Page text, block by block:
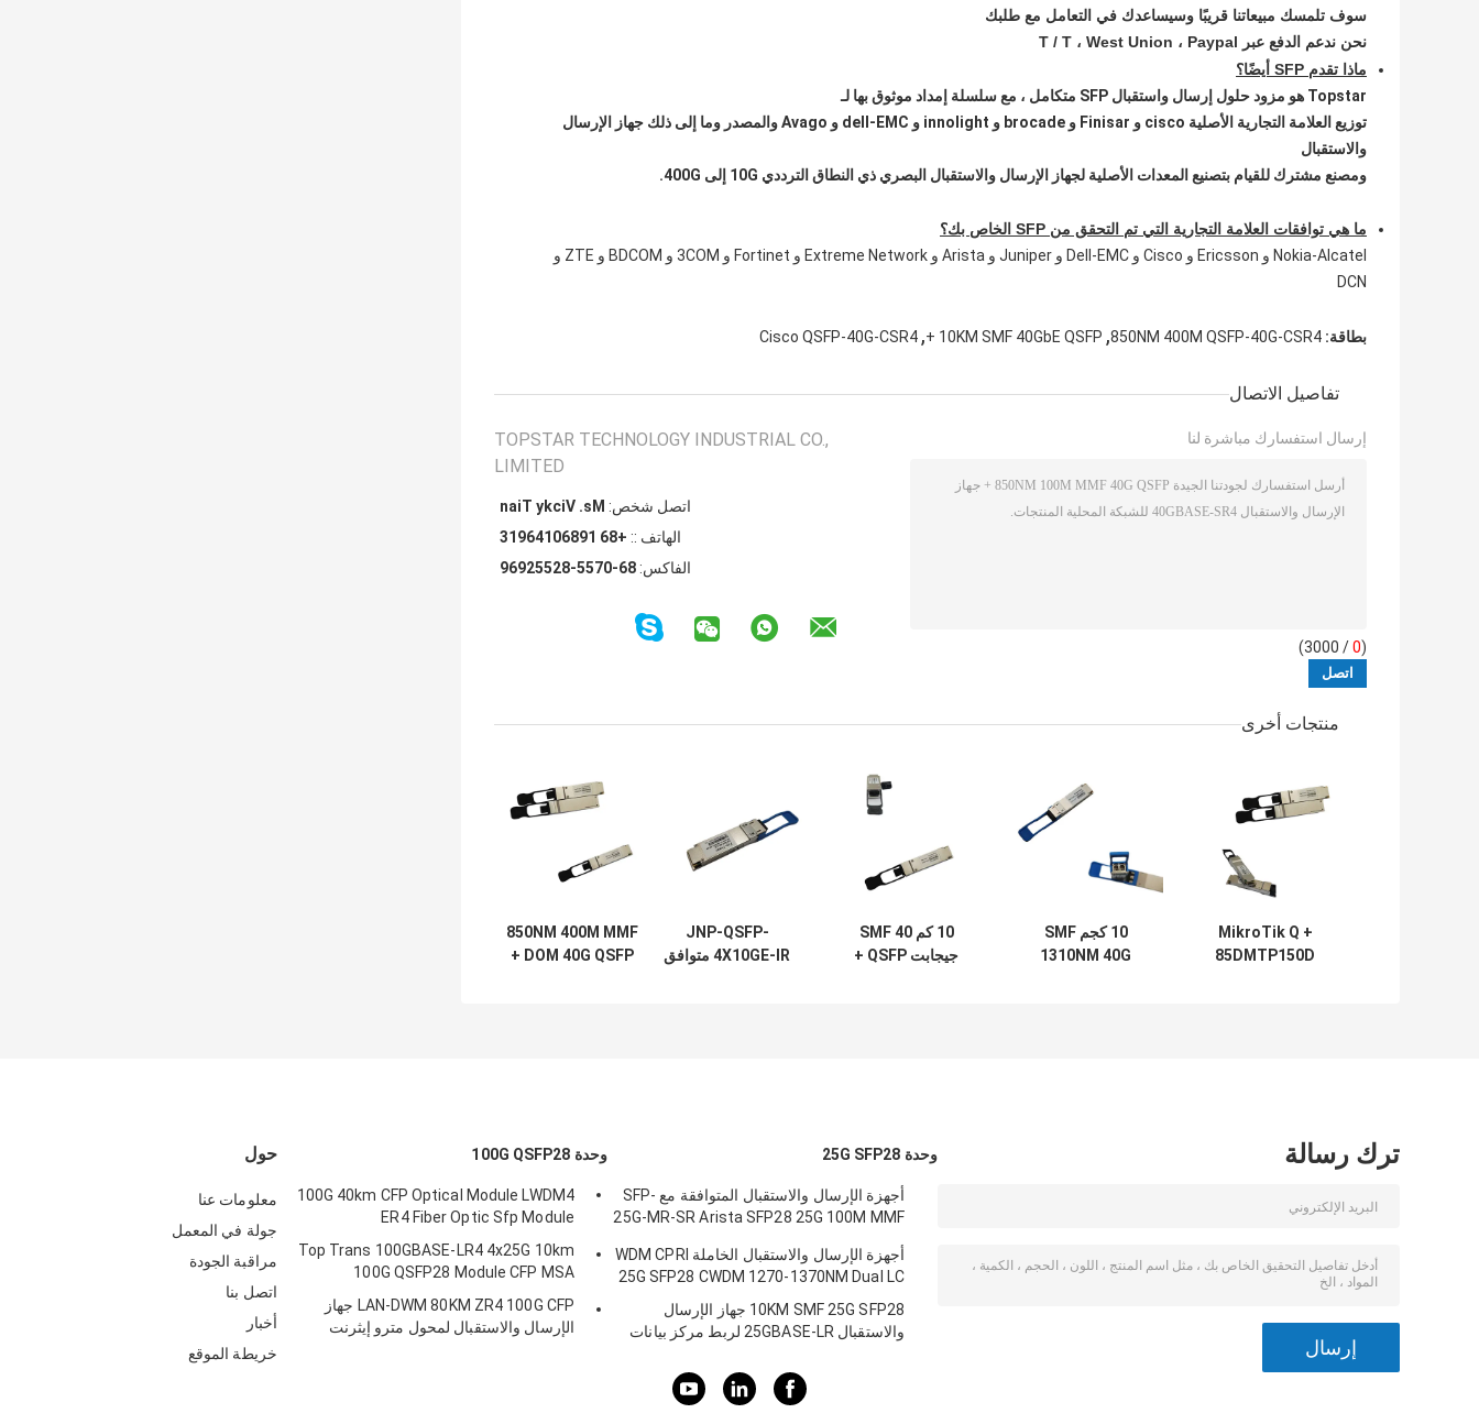
سوف تلمسك مبيعاتنا قريبًا وسيساعدك في التعامل مع طلبك
نحن ندعم الدفع عبر T / T ، West Union ، Paypal
ماذا تقدم SFP أيضًا؟
Topstar هو مزود حلول إرسال واستقبال SFP متكامل ، مع سلسلة إمداد موثوق بها لـ
توزيع العلامة التجارية الأصلية cisco و Finisar و brocade و innolight و dell-EMC و Avago والمصدر وما إلى ذلك جهاز الإرسال
والاستقبال
ومصنع مشترك للقيام بتصنيع المعدات الأصلية لجهاز الإرسال والاستقبال البصري ذي النطاق الترددي 10G إلى 400G.
ما هي توافقات العلامة التجارية التي تم التحقق من SFP الخاص بك؟
Nokia-Alcatel و Ericsson و Cisco و Dell-EMC و Juniper و Arista و Extreme Network و Fortinet و 3COM و BDCOM و ZTE و
DCN
بطاقة: 850NM 400M QSFP-40G-CSR4
,
10KM SMF 40GbE QSFP +
,
Cisco QSFP-40G-CSR4
تفاصيل الاتصال
TOPSTAR TECHNOLOGY INDUSTRIAL CO.,
LIMITED
اتصل شخص: Ms. Vicky Tian
الهاتف :: +86 19860146913
الفاكس: 86-0755-82552969
إرسال استفسارك مباشرة لنا
(
0
/ 3000)
منتجات أخرى
MikroTik Q +
85DMTP150D
10 كجم SMF
1310NM 40G
10 كم SMF 40
جيجابت QSFP +
JNP-QSFP-
4X10GE-IR متوافق
850NM 400M MMF
DOM 40G QSFP +
حول
معلومات عنا
جولة في المعمل
مراقبة الجودة
اتصل بنا
أخبار
خريطة الموقع
وحدة 100G QSFP28
100G 40km CFP Optical Module LWDM4
ER4 Fiber Optic Sfp Module
Top Trans 100GBASE-LR4 4x25G 10km
100G QSFP28 Module CFP MSA
LAN-DWM 80KM ZR4 100G CFP جهاز
الإرسال والاستقبال لمحول مترو إيثرنت
وحدة 25G SFP28
أجهزة الإرسال والاستقبال المتوافقة مع SFP-
25G-MR-SR Arista SFP28 25G 100M MMF
أجهزة الإرسال والاستقبال الخاملة WDM CPRI
25G SFP28 CWDM 1270-1370NM Dual LC
10KM SMF 25G SFP28 جهاز الإرسال
والاستقبال 25GBASE-LR لربط مركز بيانات
ترك رسالة